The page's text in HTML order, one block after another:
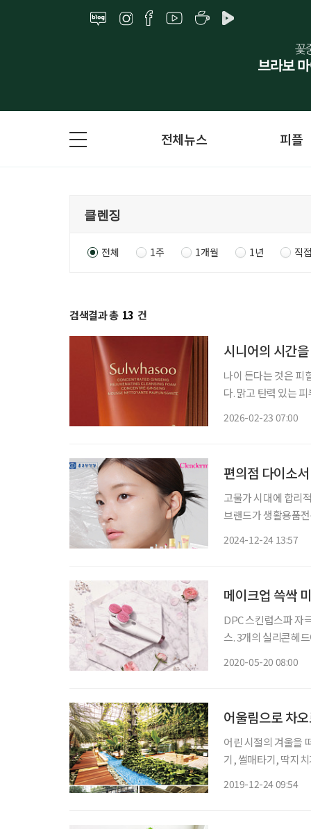
전체뉴스 피플
전체 1주 1개월 1년 직
검색결과 총 13 건
시니어의 시간
나이 든다는 것은 피
다. 맑고 탄력 있는
2026-02-23 07:00
편의점 다이소
고물가 시대에 합리
브랜드가 생활용품
2024-12-24 13:57
메이크업 쓱싹
DPC 스킨럽스파 자
스. 3개의 실리콘헤
2020-05-20 08:00
어울림으로 차
어린 시절의 겨울을
기, 썰매타기, 딱지
2019-12-24 09:54